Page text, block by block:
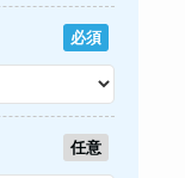
必須
任意